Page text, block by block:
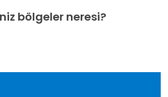
bölgeler neresi?